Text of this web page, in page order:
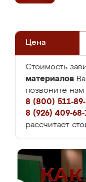
Цена
Стоимость
материалов
позвоните
8 (800) 511-
8 (926) 409-68-
рассчитает